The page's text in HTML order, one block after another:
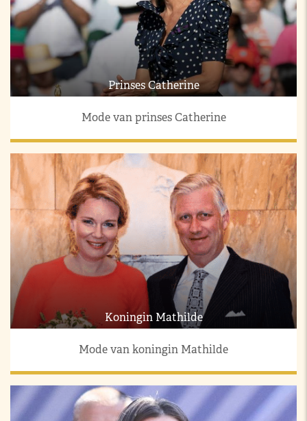
Prinses Catherine
Mode van prinses Catherine
Koningin Mathilde
Mode van koningin Mathilde